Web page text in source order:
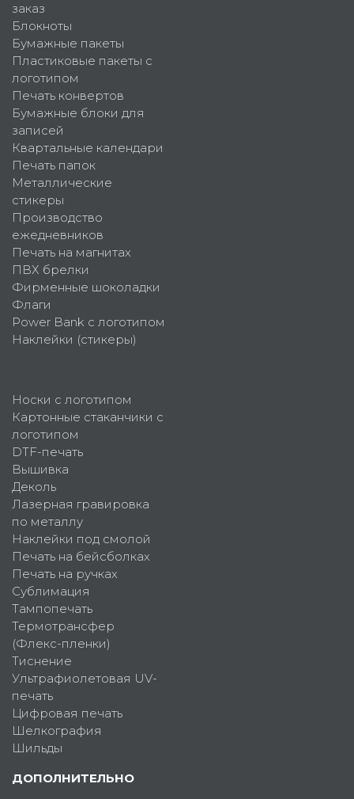
заказ
Блокноты
Бумажные пакеты
Пластиковые пакеты с
логотипом
Печать конвертов
Бумажные блоки для
записей
Квартальные календари
Печать папок
Металлические
стикеры
Производство
ежедневников
Печать на магнитах
ПВХ брелки
Фирменные шоколадки
Флаги
Power Bank с логотипом
Наклейки (стикеры)
Носки с логотипом
Картонные стаканчики с
логотипом
DTF-печать
Вышивка
Деколь
Лазерная гравировка
по металлу
Наклейки под смолой
Печать на бейсболках
Печать на ручках
Сублимация
Тампопечать
Термотрансфер
(Флекс-пленки)
Тиснение
Ультрафиолетовая UV-
печать
Цифровая печать
Шелкография
Шильды
ДОПОЛНИТЕЛЬНО